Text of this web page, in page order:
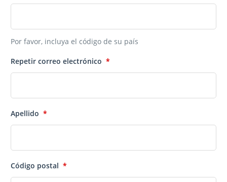
Por favor, incluya el código de su país
Repetir correo electrónico *
Apellido *
Código postal *